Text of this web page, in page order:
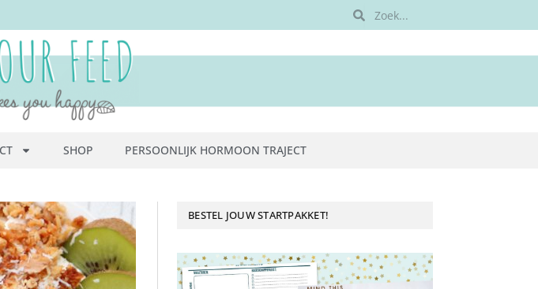
SHOP PERSOONLIJK HORMOON TRAJECT
BESTEL JOUW STARTPAKKET!